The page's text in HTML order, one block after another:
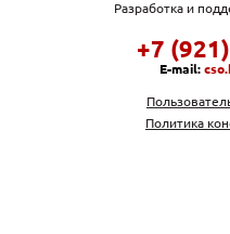
Разработка и
+7
E-mail:
Политика